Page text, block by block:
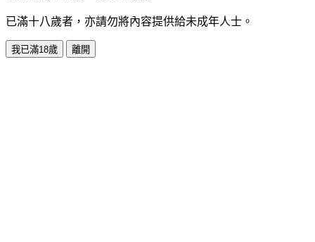
已滿十八歲者，亦請勿將內容提供給未成年人士。
我已滿18歲 離開